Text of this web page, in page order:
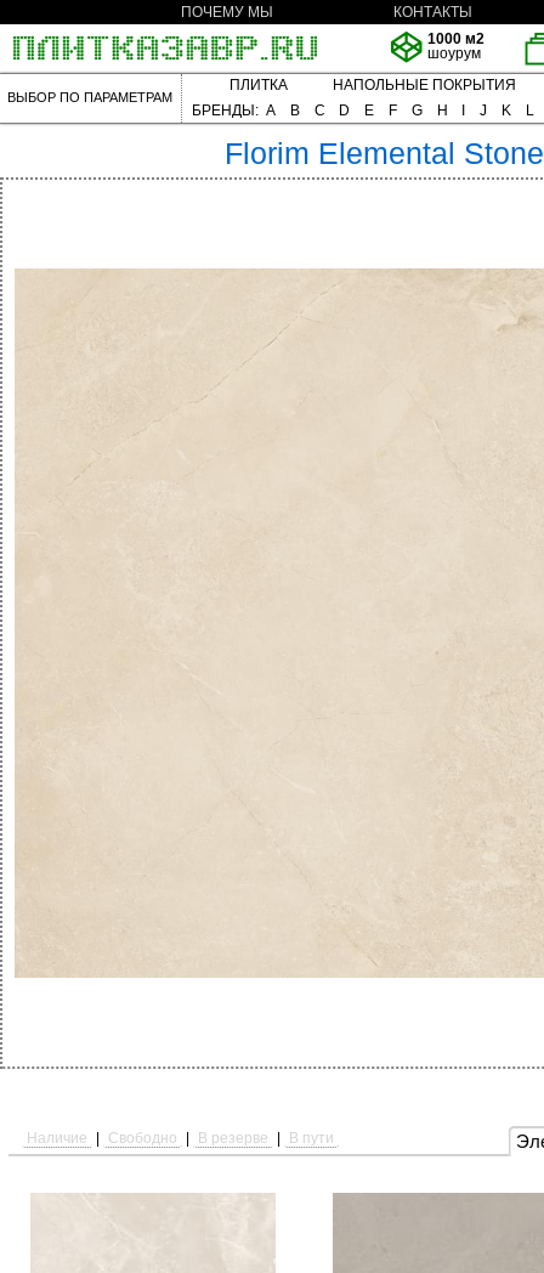
ПОЧЕМУ МЫ
КОНТАКТЫ
1000 м2
шоурум
ВЫБОР ПО ПАРАМЕТРАМ
ПЛИТКА
НАПОЛЬНЫЕ ПОКРЫТИЯ
БРЕНДЫ: A B C D E F G H J K L
Florim Elemental Stone
Наличие Свободно В резерве В пути